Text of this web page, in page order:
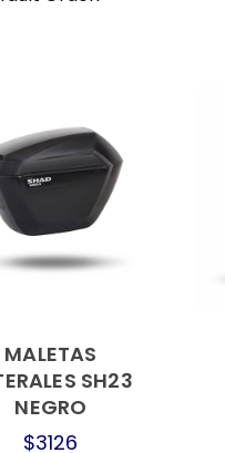
MALETAS
SH23
NEGRO
$3126